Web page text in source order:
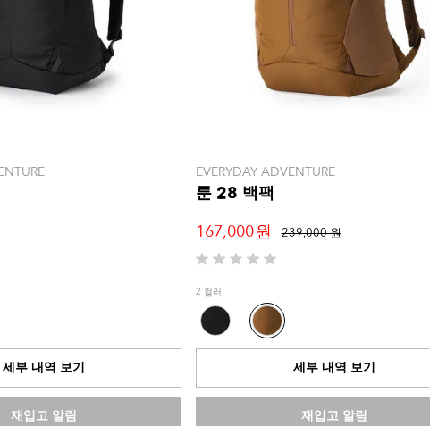
세부 내역 보기
재입고 알림
EVERYDAY ADVENTURE
룬 28 백팩
239,000 원
167,000 원
별
5
개
중
0.0
개
니
2 컬러
세부 내역 보기
재입고 알림